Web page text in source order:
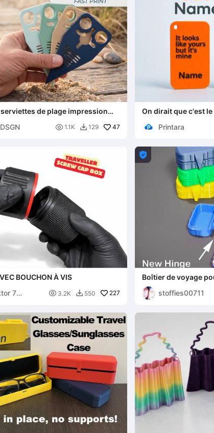
de plage impression
 1.1K  129 47
On dirait que c'est
Printara
BOUCHON À VIS
7
 3.2K  550 227

Boîtier de voyage
PrintInPlace
stoffies00711